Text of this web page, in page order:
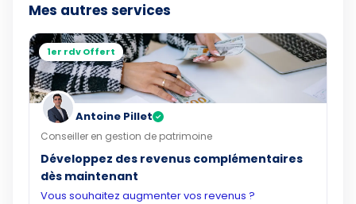
Mes autres services
1er rdv Offert
Antoine Pillet ✓
Conseiller en gestion de patrimoine
Développez des revenus complémentaires
dès maintenant
Vous souhaitez augmenter vos revenus ?